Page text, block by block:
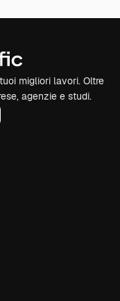
migliori lavori. Oltre
agenzie e studi.